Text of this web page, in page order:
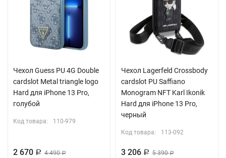
Чехол Guess PU 4G Double
cardslot Metal triangle logo
Hard для iPhone 13 Pro,
голубой
Код товара: 110-979
2 670 Р 4 490Р
Чехол Lagerfeld Crossbody
cardslot PU Saffiano
Monogram NFT Karl Ikonik
Hard для iPhone 13 Pro,
черный
Код товара: 113-092
3 206 Р 5 390Р